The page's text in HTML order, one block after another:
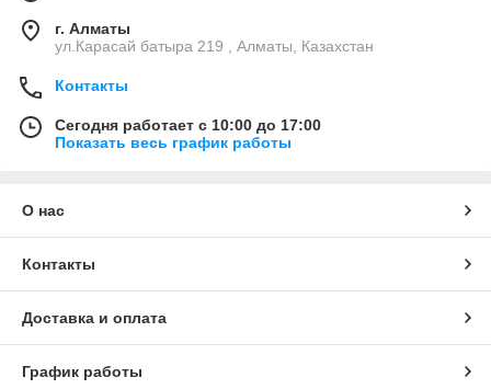
г. Алматы
ул.Карасай батыра 219 , Алматы, Казахстан
Контакты
Сегодня работает с 10:00 до 17:00
Показать весь график работы
О нас
Контакты
Доставка и оплата
График работы